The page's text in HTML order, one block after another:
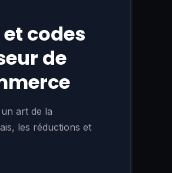
codes
de
art de la
les réductions et